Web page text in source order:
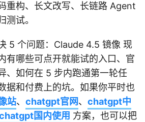
重构、长文改写、长链路 Agent
测试。
5 个问题：Claude 4.5 镜像 现
有哪些可点开就能试的入口、官
、如何在 5 步内跑通第一轮任
据和付费上的坑。如果你平时也
站、 chatgpt官网、 chatgpt中
国内使用 方案，也可以把